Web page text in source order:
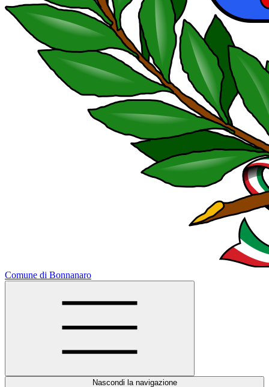
Comune di Bonnanaro
Nascondi la navigazione